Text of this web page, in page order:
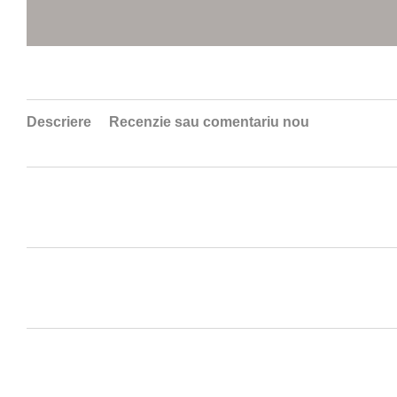
Descriere Recenzie sau comentariu nou